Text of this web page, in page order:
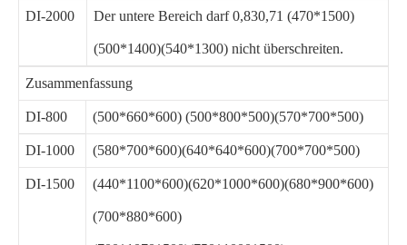
DI-2000 Der untere Bereich darf 0,830,71 (470*1500)
(500*1400)(540*1300) nicht überschreiten.
Zusammenfassung
DI-800 (500*660*600) (500*800*500)(570*700*500)
DI-1000 (580*700*600)(640*640*600)(700*700*500)
DI-1500 (440*1100*600)(620*1000*600)(680*900*600)
(700*880*600)